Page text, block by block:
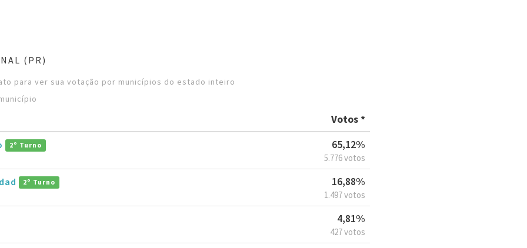
(PR)
para ver sua votação por municípios do estado inteiro
Votos *
2º Turno 65,12%
5.776 votos
2º Turno 16,88%
1.497 votos
4,81%
427 votos